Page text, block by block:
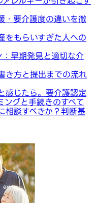
・要介護度の違いを徹
をもらいすぎた人への
：早期発見と適切な介
き方と提出までの流れ
感じたら。要介護認定
ングと手続きのすべて
相談すべきか？判断基